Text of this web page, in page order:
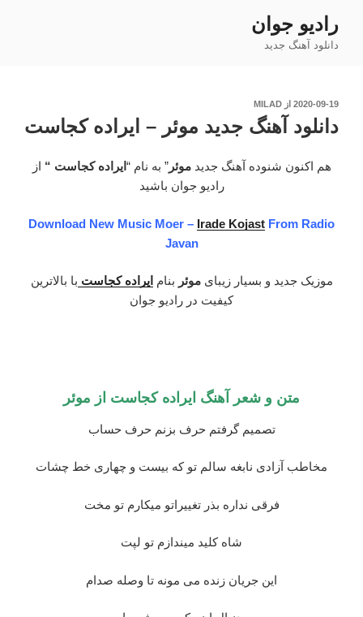
محتوا
رادیو جوان
دانلود آهنگ جدید
نوشته‌شده
2020-09-19 از MILAD
دانلود آهنگ جدید موئر – ایراده کجاست
هم اکنون شنوده آهنگ جدیدموئر” به نام “ ایراده کجاست “ از
رادیو جوان باشید
Download New Music Moer – Irade Kojast From Radio
Javan
موزیک جدید و بسیار زیبایموئر بنام ایراده کجاست با بالاترین
کیفیت در رادیو جوان
متن و شعر آهنگ ایراده کجاست از موئر
تصمیم گرفتم حرف بزنم حرف حساب
مخاطب آزادی نابغه سالم تو که بیست و چهاری خط چشات
فرقی نداره بذر تغییراتو میکارم تو مخت
شاه کلید میندازم تو لپت
این جریان زنده می مونه تا وصله صدام